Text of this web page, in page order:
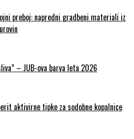
preboj: napredni gradbeni materiali iz
– JUB-ova barva leta 2026
aktivirne tipke za sodobne kopalnice